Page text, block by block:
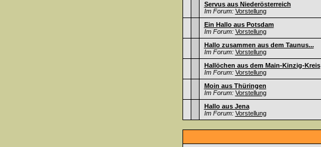
Servus aus Niederösterreich
Im Forum: Vorstellung
Ein Hallo aus Potsdam
Im Forum: Vorstellung
Hallo zusammen aus dem Taunus...
Im Forum: Vorstellung
Hallöchen aus dem Main-Kinzig-Kreis
Im Forum: Vorstellung
Moin aus Thüringen
Im Forum: Vorstellung
Hallo aus Jena
Im Forum: Vorstellung